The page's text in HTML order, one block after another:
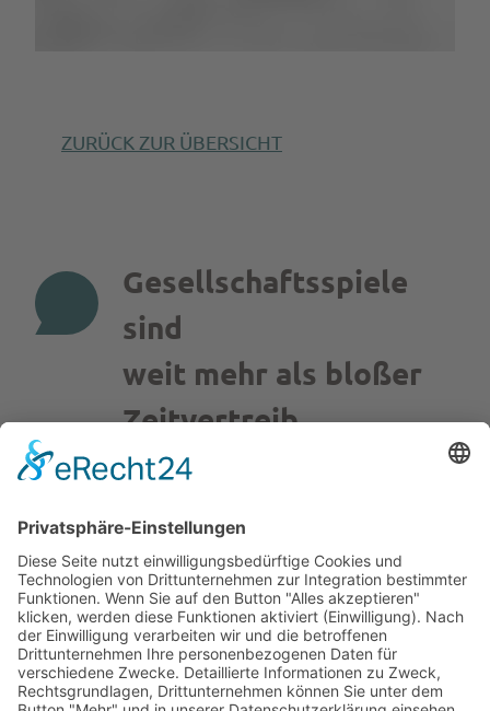
ZURÜCK ZUR ÜBERSICHT
Gesellschaftsspiele
sind
weit mehr als bloßer
Zeitvertreib.
ANGELA MERKEL,
BUNDESKANZLERIN A.D.